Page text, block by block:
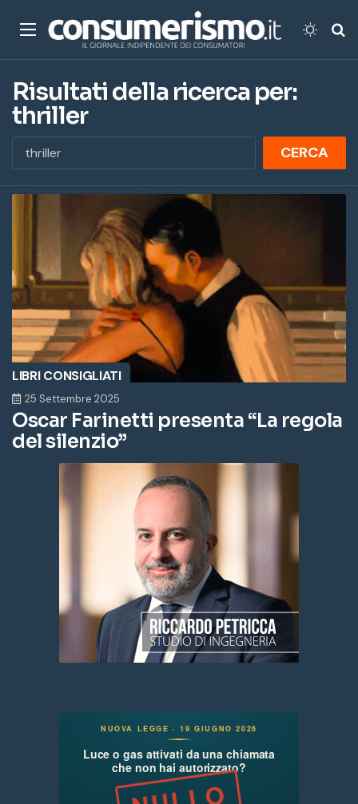
Menu
Risultati della ricerca per:
thriller
e
e
r
:
LIBRI CONSIGLIATI
25 Settembre 2025
Oscar Farinetti presenta “La regola
del silenzio”